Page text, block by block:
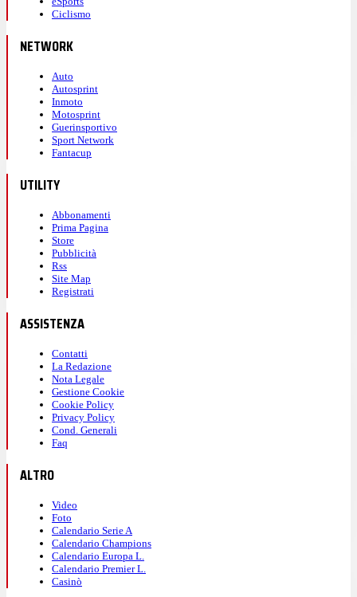
Ciclismo
NETWORK
Auto
Autosprint
Inmoto
Motosprint
Guerinsportivo
Sport Network
Fantacup
UTILITY
Abbonamenti
Prima Pagina
Store
Pubblicità
Rss
Site Map
Registrati
ASSISTENZA
Contatti
La Redazione
Nota Legale
Gestione Cookie
Cookie Policy
Privacy Policy
Cond. Generali
Faq
ALTRO
Video
Foto
Calendario Serie A
Calendario Champions
Calendario Europa L.
Calendario Premier L.
Casinò